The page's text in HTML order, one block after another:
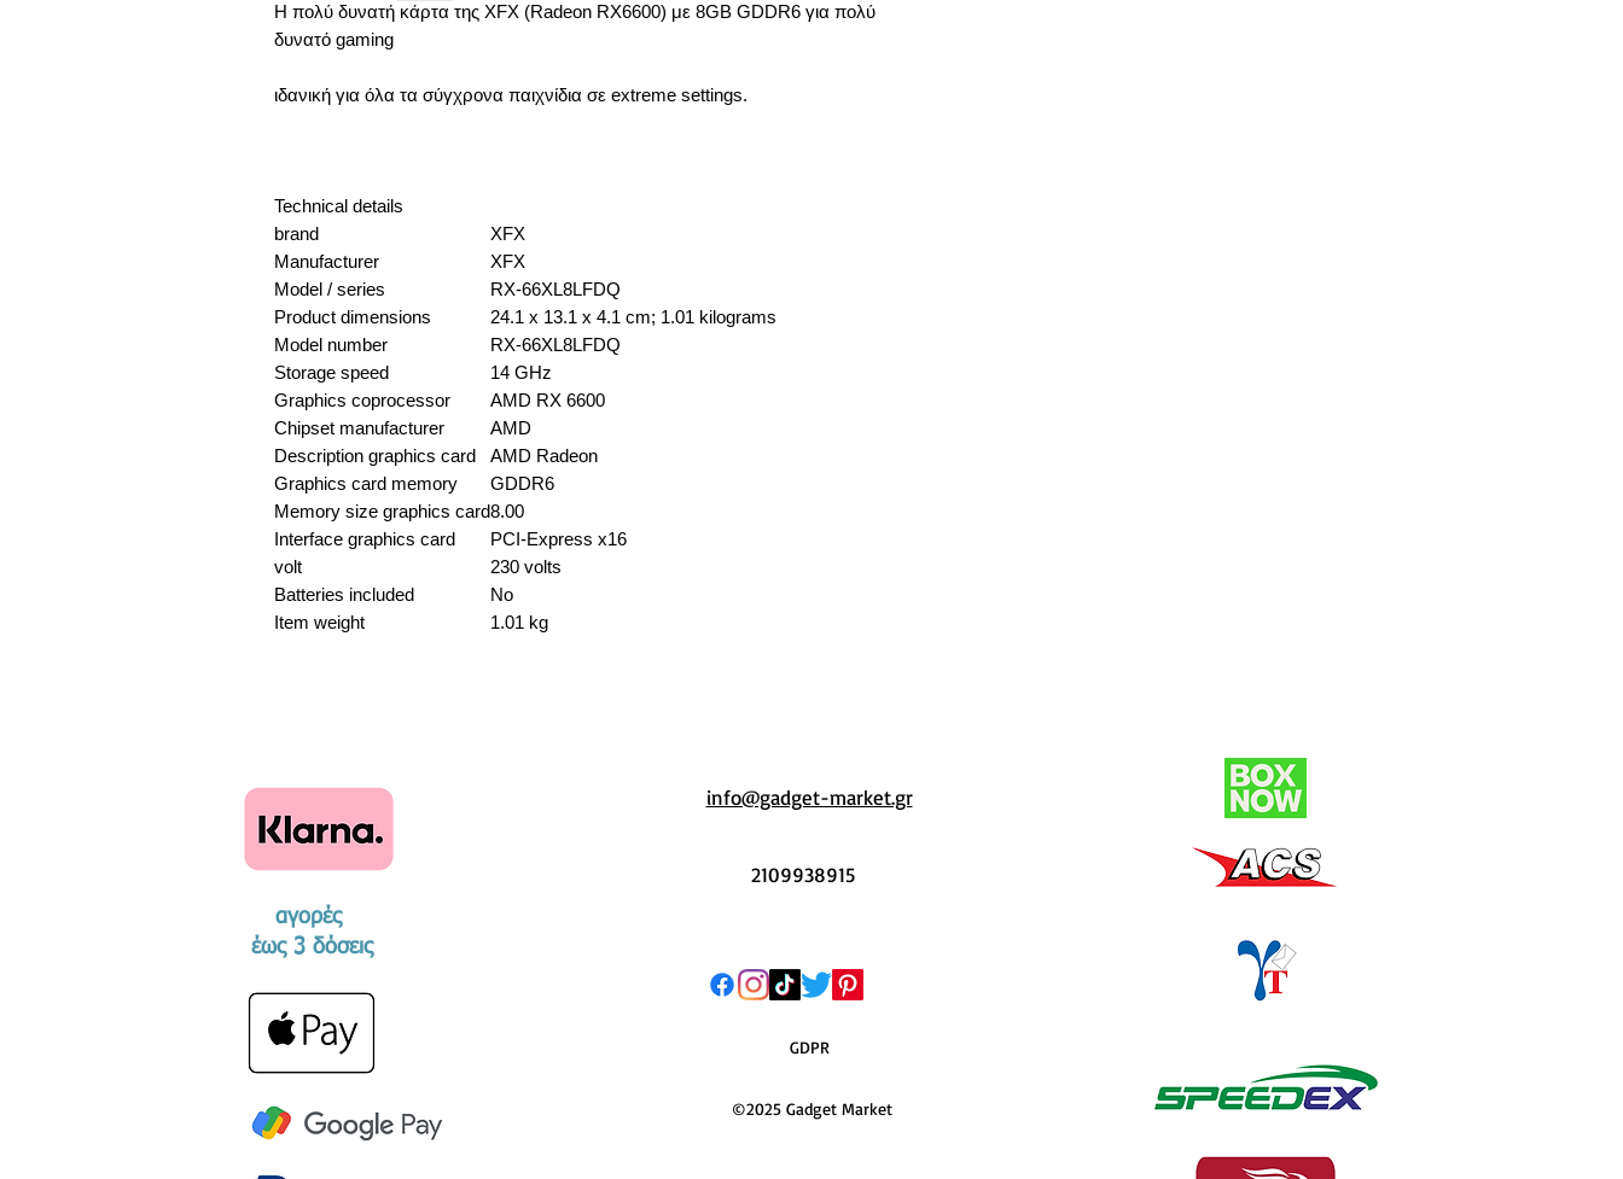
Η πολύ δυνατή κάρτα της XFX (Radeon RX6600) με 8GB GDDR6 για πολύ
δυνατό gaming
ιδανική για όλα τα σύγχρονα παιχνίδια σε extreme settings.
Technical details
brand
XFX
Manufacturer
XFX
Model / series
RX-66XL8LFDQ
Product dimensions
24.1 x 13.1 x 4.1 cm; 1.01 kilograms
Model number
RX-66XL8LFDQ
Storage speed
14 GHz
Graphics coprocessor
AMD RX 6600
Chipset manufacturer
AMD
Description graphics card
AMD Radeon
Graphics card memory
GDDR6
Memory size graphics card8.00
Interface graphics card
PCI-Express x16
volt
230 volts
Batteries included
No
Item weight
1.01 kg
αγορές
​έως 3 δόσεις
info@gadget-market.gr
2109938915
GDPR
©2025 Gadget Market